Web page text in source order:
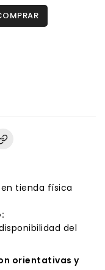
en tienda física
del
orientativas y